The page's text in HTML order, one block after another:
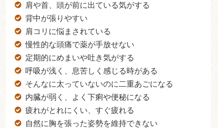
肩や首、頭が前に出ている気がする
背中が張りやすい
肩コリに悩まされている
慢性的な頭痛で薬が手放せない
定期的にめまいや吐き気がする
呼吸が浅く、息苦しく感じる時がある
そんなに太っていないのに二重あごになる
内臓が弱く、よく下痢や便秘になる
疲れがとれにくい、すぐ疲れる
自然に胸を張った姿勢を維持できない